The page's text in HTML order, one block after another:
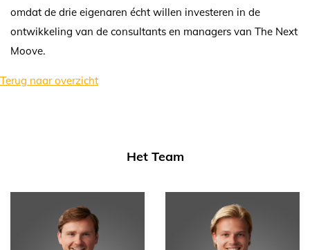
omdat de drie eigenaren écht willen investeren in de
ontwikkeling van de consultants en managers van The Next
Moove.
Terug naar overzicht
Het Team